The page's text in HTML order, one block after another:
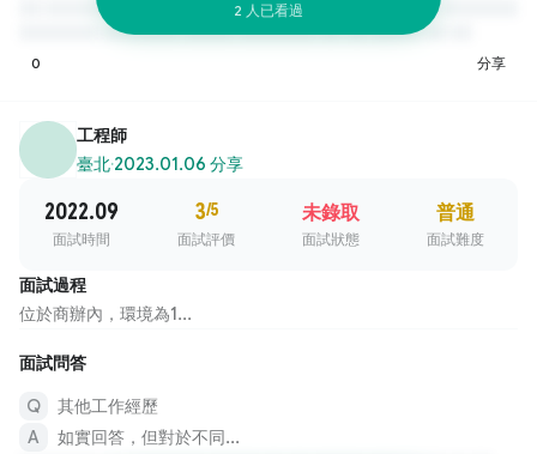
2 人已看過
0 分享
工程師
臺北·2023.01.06 分享
2022.09
面試時間
3/5
面試評價
未錄取
面試狀態
普通
面試難度
面試過程
位於商辦內，環境為1...
面試問答
其他工作經歷
如實回答，但對於不同...